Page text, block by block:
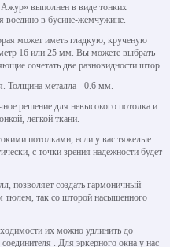
выполнен в виде тонких
воедино в бусине-жемчужине.
может иметь гладкую, крученую
16 или 25 мм. Вы можете выбрать
сочетать две разновидности штор.
Толщина металла - 0.6 мм.
решение для невысокого потолка и
легкой ткани.
потолками, если у вас тяжелые
с точки зрения надежности будет
позволяет создать гармоничный
тюлем, так со шторой насыщенного
их можно удлинить до
. Для эркерного окна у нас